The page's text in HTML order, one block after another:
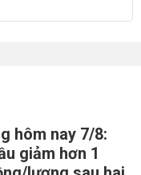
hôm nay 7/8:
giảm hơn 1